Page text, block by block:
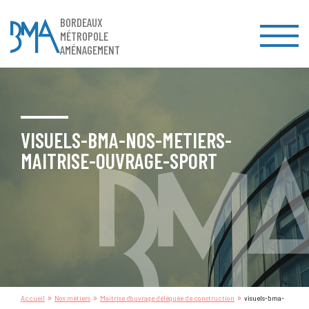
BORDEAUX
MÉTROPOLE
AMÉNAGEMENT
VISUELS-BMA-NOS-METIERS-
MAITRISE-OUVRAGE-SPORT
Accueil » Nos métiers » Maitrise d’ouvrage déléguée de construction » visuels-bma-